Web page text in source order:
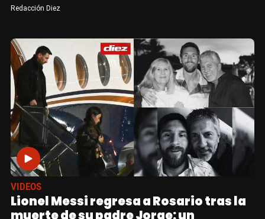
Redacción Diez
VIDEOS
Lionel Messi regresa a Rosario tras la
muerte de su padre Jorge: un